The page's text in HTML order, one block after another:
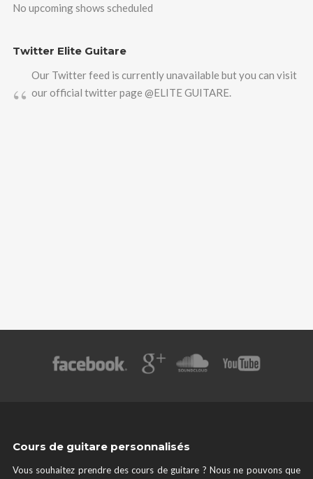
No upcoming shows scheduled
Twitter Elite Guitare
Our Twitter feed is currently unavailable but you can visit
our official twitter page @ELITE GUITARE.
Cours de guitare personnalisés
Vous souhaitez prendre des cours de guitare ? Nous ne pouvons que